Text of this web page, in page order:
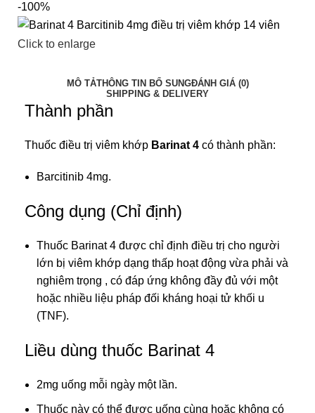
-100%
Click to enlarge
MÔ TẢTHÔNG TIN BỔ SUNGĐÁNH GIÁ (0)
SHIPPING & DELIVERY
Thành phần
Thuốc điều trị viêm khớp Barinat 4 có thành phần:
Barcitinib 4mg.
Công dụng (Chỉ định)
Thuốc Barinat 4 được chỉ định điều trị cho người
lớn bị viêm khớp dạng thấp hoạt động vừa phải và
nghiêm trọng , có đáp ứng không đầy đủ với một
hoặc nhiều liệu pháp đối kháng hoại tử khối u
(TNF).
Liều dùng thuốc Barinat 4
2mg uống mỗi ngày một lần.
Thuốc này có thể được uống cùng hoặc không có